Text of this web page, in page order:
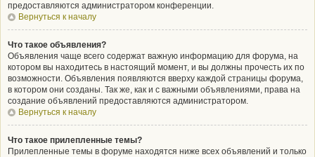
предоставляются администратором конференции.
Вернуться к началу
Что такое объявления?
Объявления чаще всего содержат важную информацию для форума, на
котором вы находитесь в настоящий момент, и вы должны прочесть их по
возможности. Объявления появляются вверху каждой страницы форума,
в котором они созданы. Так же, как и с важными объявлениями, права на
создание объявлений предоставляются администратором.
Вернуться к началу
Что такое прилепленные темы?
Прилепленные темы в форуме находятся ниже всех объявлений и только